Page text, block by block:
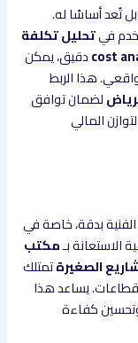
تُعد أساسًا له.
فيتحليل تكلفة
costدقيق، يمكن
هذا الربط
لضمان توافق
المالي
بدقة، خاصة في
الاستعانة بـمكتب
الصغيرةتمتلك
يساعد هذا
كفاءة